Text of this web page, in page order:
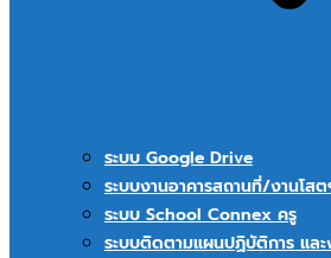
ระบบ Google Drive
ระบบงานอาคารสถานที่/งานโส
ระบบ School Connex ครู
ระบบติดตามแผนปฏิบัติการ แล